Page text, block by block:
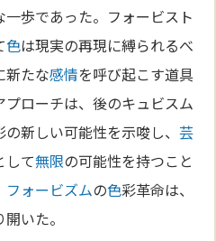
歩であった。フォービスト
色は現実の再現に縛られるべ
新たな感情を呼び起こす道具
ローチは、後のキュビスム
の新しい可能性を示唆し、芸
して無限の可能性を持つこと
フォービズムの色彩革命は、
いた。